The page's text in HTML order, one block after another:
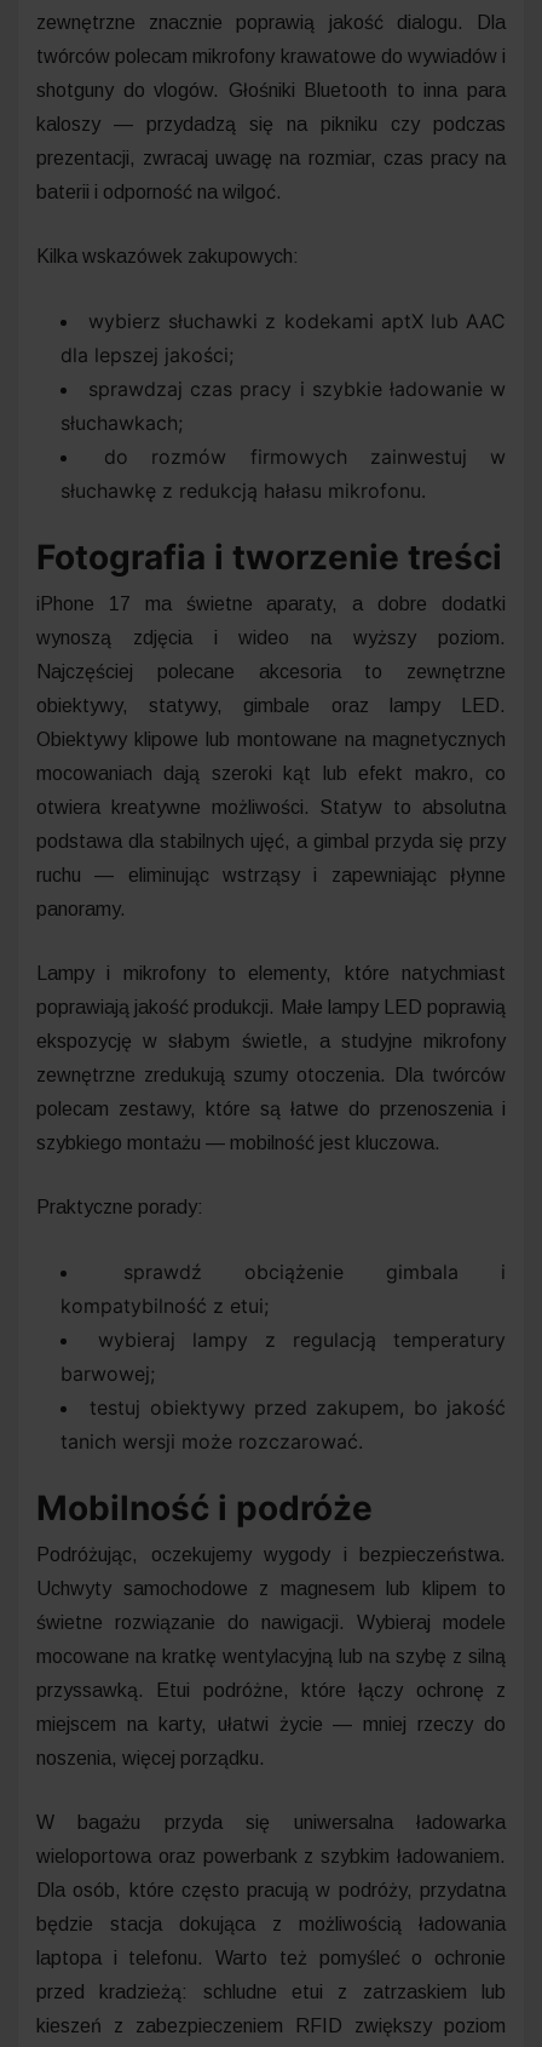
zewnętrzne znacznie poprawią jakość dialogu. Dla
twórców polecam mikrofony krawatowe do wywiadów i
shotguny do vlogów. Głośniki Bluetooth to inna para
kaloszy — przydadzą się na pikniku czy podczas
prezentacji, zwracaj uwagę na rozmiar, czas pracy na
baterii i odporność na wilgoć.
Kilka wskazówek zakupowych:
wybierz słuchawki z kodekami aptX lub AAC
dla lepszej jakości;
sprawdzaj czas pracy i szybkie ładowanie w
słuchawkach;
do rozmów firmowych zainwestuj w
słuchawkę z redukcją hałasu mikrofonu.
Fotografia i tworzenie treści
iPhone 17 ma świetne aparaty, a dobre dodatki
wynoszą zdjęcia i wideo na wyższy poziom.
Najczęściej polecane akcesoria to zewnętrzne
obiektywy, statywy, gimbale oraz lampy LED.
Obiektywy klipowe lub montowane na magnetycznych
mocowaniach dają szeroki kąt lub efekt makro, co
otwiera kreatywne możliwości. Statyw to absolutna
podstawa dla stabilnych ujęć, a gimbal przyda się przy
ruchu — eliminując wstrząsy i zapewniając płynne
panoramy.
Lampy i mikrofony to elementy, które natychmiast
poprawiają jakość produkcji. Małe lampy LED poprawią
ekspozycję w słabym świetle, a studyjne mikrofony
zewnętrzne zredukują szumy otoczenia. Dla twórców
polecam zestawy, które są łatwe do przenoszenia i
szybkiego montażu — mobilność jest kluczowa.
Praktyczne porady:
sprawdź obciążenie gimbala i
kompatybilność z etui;
wybieraj lampy z regulacją temperatury
barwowej;
testuj obiektywy przed zakupem, bo jakość
tanich wersji może rozczarować.
Mobilność i podróże
Podróżując, oczekujemy wygody i bezpieczeństwa.
Uchwyty samochodowe z magnesem lub klipem to
świetne rozwiązanie do nawigacji. Wybieraj modele
mocowane na kratkę wentylacyjną lub na szybę z silną
przyssawką. Etui podróżne, które łączy ochronę z
miejscem na karty, ułatwi życie — mniej rzeczy do
noszenia, więcej porządku.
W bagażu przyda się uniwersalna ładowarka
wieloportowa oraz powerbank z szybkim ładowaniem.
Dla osób, które często pracują w podróży, przydatna
będzie stacja dokująca z możliwością ładowania
laptopa i telefonu. Warto też pomyśleć o ochronie
przed kradzieżą: schludne etui z zatrzaskiem lub
kieszeń z zabezpieczeniem RFID zwiększy poziom